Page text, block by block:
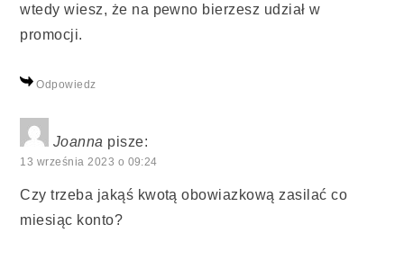
wtedy wiesz, że na pewno bierzesz udział w
promocji.
Odpowiedz
Joanna pisze:
13 września 2023 o 09:24
Czy trzeba jakąś kwotą obowiazkową zasilać co
miesiąc konto?